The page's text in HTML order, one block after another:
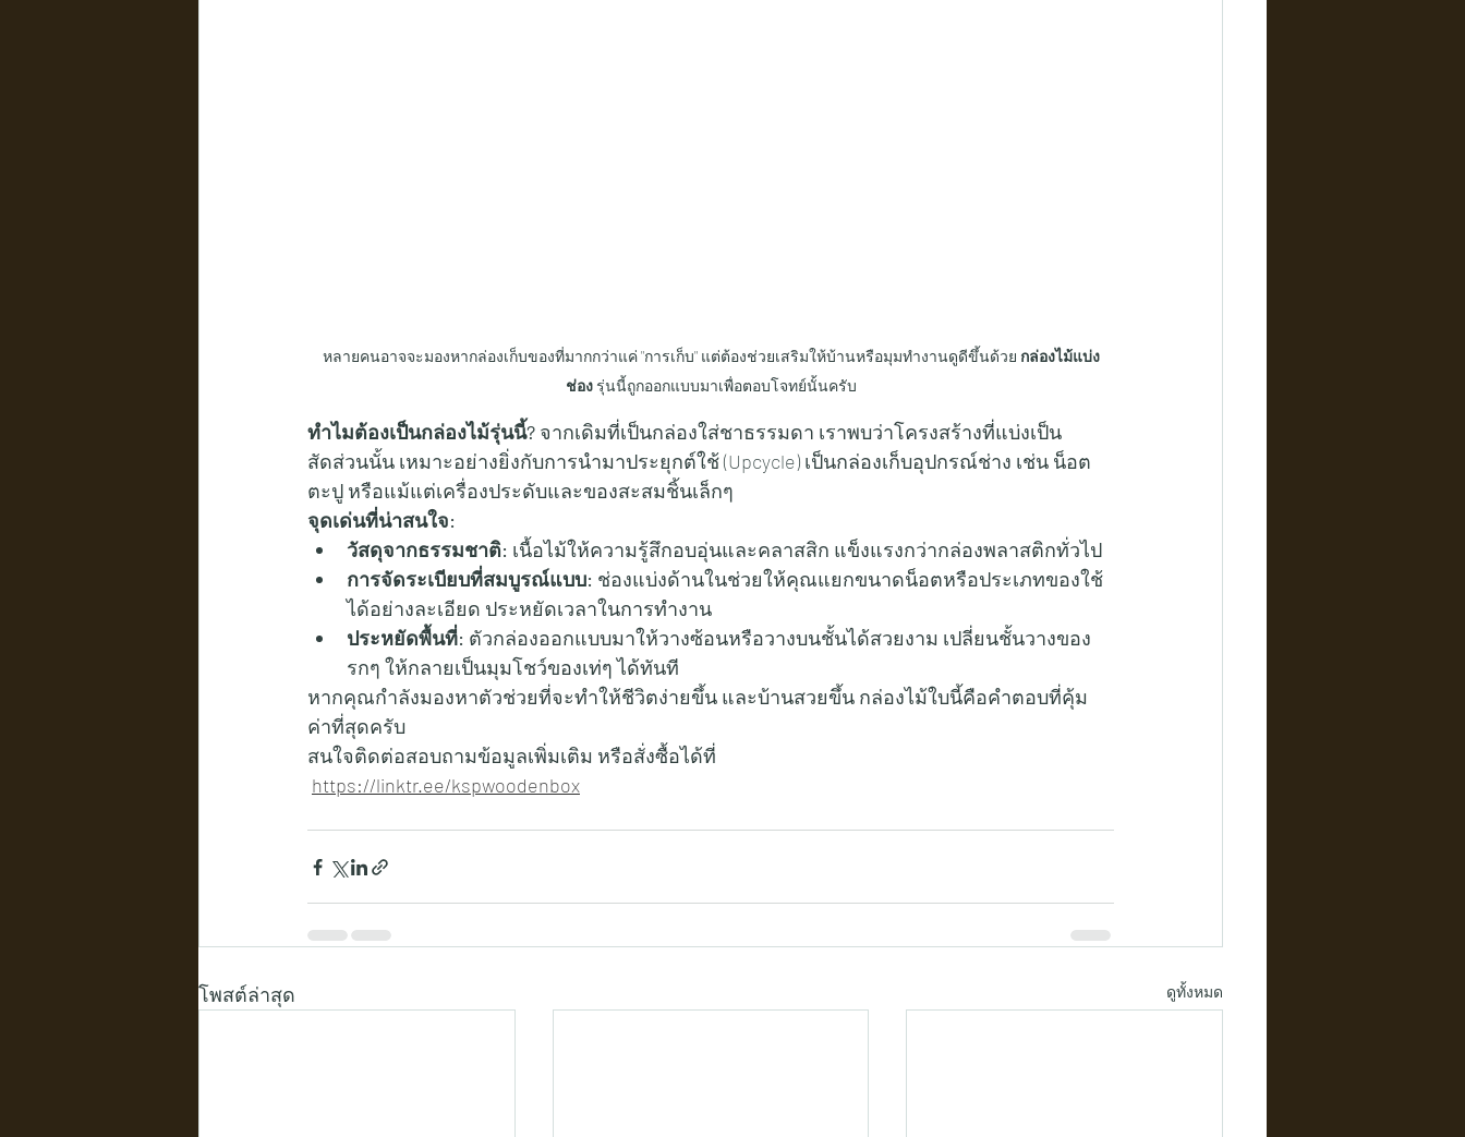
หลายคนอาจจะมองหากล่องเก็บของที่มากกว่าแค่ "การเก็บ" แต่ต้องช่วยเสริมให้บ้านหรือมุมทำงานดูดีขึ้นด้วย กล่องไม้แบ่ง
ช่อง รุ่นนี้ถูกออกแบบมาเพื่อตอบโจทย์นั้นครับ
ทำไมต้องเป็นกล่องไม้รุ่นนี้? จากเดิมที่เป็นกล่องใส่ชาธรรมดา เราพบว่าโครงสร้างที่แบ่งเป็น
สัดส่วนนั้น เหมาะอย่างยิ่งกับการนำมาประยุกต์ใช้ (Upcycle) เป็นกล่องเก็บอุปกรณ์ช่าง เช่น น็อต
ตะปู หรือแม้แต่เครื่องประดับและของสะสมชิ้นเล็กๆ
จุดเด่นที่น่าสนใจ:
วัสดุจากธรรมชาติ: เนื้อไม้ให้ความรู้สึกอบอุ่นและคลาสสิก แข็งแรงกว่ากล่องพลาสติกทั่วไป
การจัดระเบียบที่สมบูรณ์แบบ: ช่องแบ่งด้านในช่วยให้คุณแยกขนาดน็อตหรือประเภทของใช้
ได้อย่างละเอียด ประหยัดเวลาในการทำงาน
ประหยัดพื้นที่: ตัวกล่องออกแบบมาให้วางซ้อนหรือวางบนชั้นได้สวยงาม เปลี่ยนชั้นวางของ
รกๆ ให้กลายเป็นมุมโชว์ของเท่ๆ ได้ทันที
หากคุณกำลังมองหาตัวช่วยที่จะทำให้ชีวิตง่ายขึ้น และบ้านสวยขึ้น กล่องไม้ใบนี้คือคำตอบที่คุ้ม
ค่าที่สุดครับ
สนใจติดต่อสอบถามข้อมูลเพิ่มเติม หรือสั่งซื้อได้ที่
https://linktr.ee/kspwoodenbox
โพสต์ล่าสุด ดูทั้งหมด